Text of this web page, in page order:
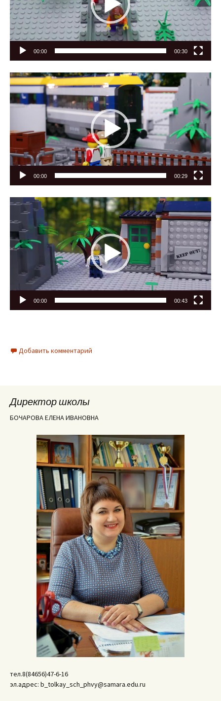
00:00 00:30
Видеоплеер
00:00 00:29
Видеоплеер
00:00 00:43
Добавить комментарий
Директор школы
БОЧАРОВА ЕЛЕНА ИВАНОВНА
тел.8(84656)47-6-16
эл.адрес: b_tolkay_sch_phvy@samara.edu.ru